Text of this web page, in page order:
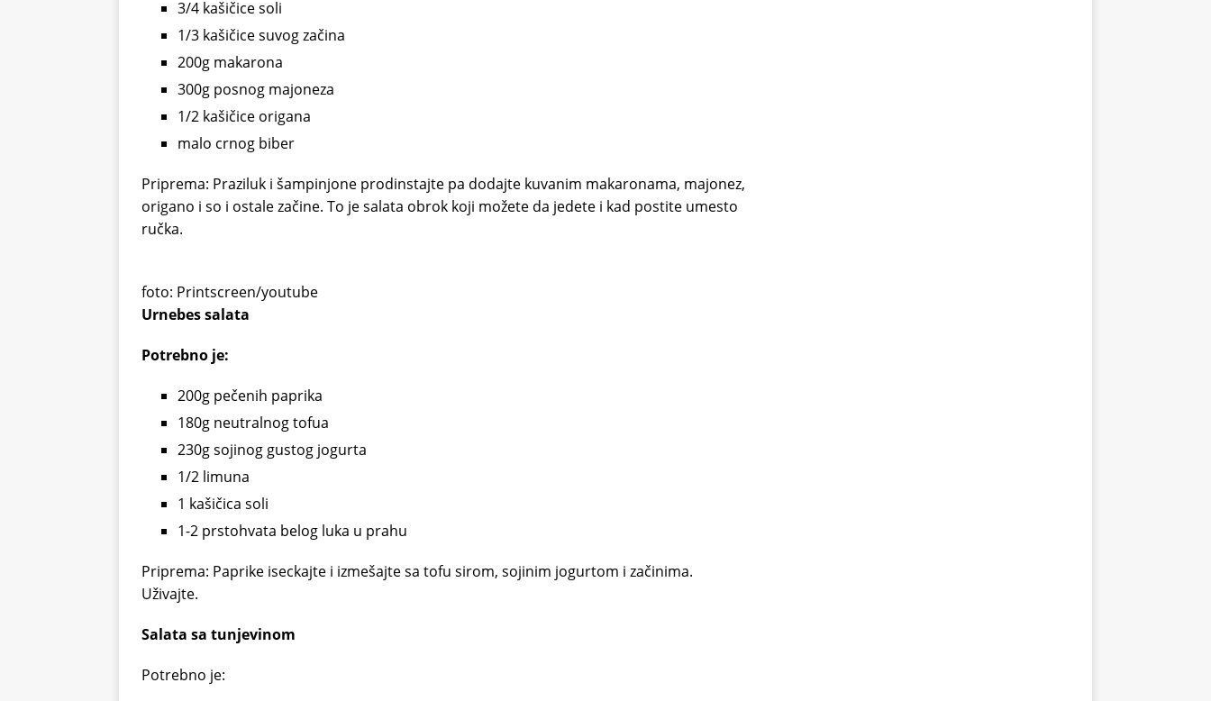
3/4 kašičice soli
1/3 kašičice suvog začina
200g makarona
300g posnog majoneza
1/2 kašičice origana
malo crnog biber
Priprema: Praziluk i šampinjone prodinstajte pa dodajte kuvanim makaronama, majonez,
origano i so i ostale začine. To je salata obrok koji možete da jedete i kad postite umesto
ručka.
foto: Printscreen/youtube
Urnebes salata
Potrebno je:
200g pečenih paprika
180g neutralnog tofua
230g sojinog gustog jogurta
1/2 limuna
1 kašičica soli
1-2 prstohvata belog luka u prahu
Priprema: Paprike iseckajte i izmešajte sa tofu sirom, sojinim jogurtom i začinima.
Uživajte.
Salata sa tunjevinom
Potrebno je: